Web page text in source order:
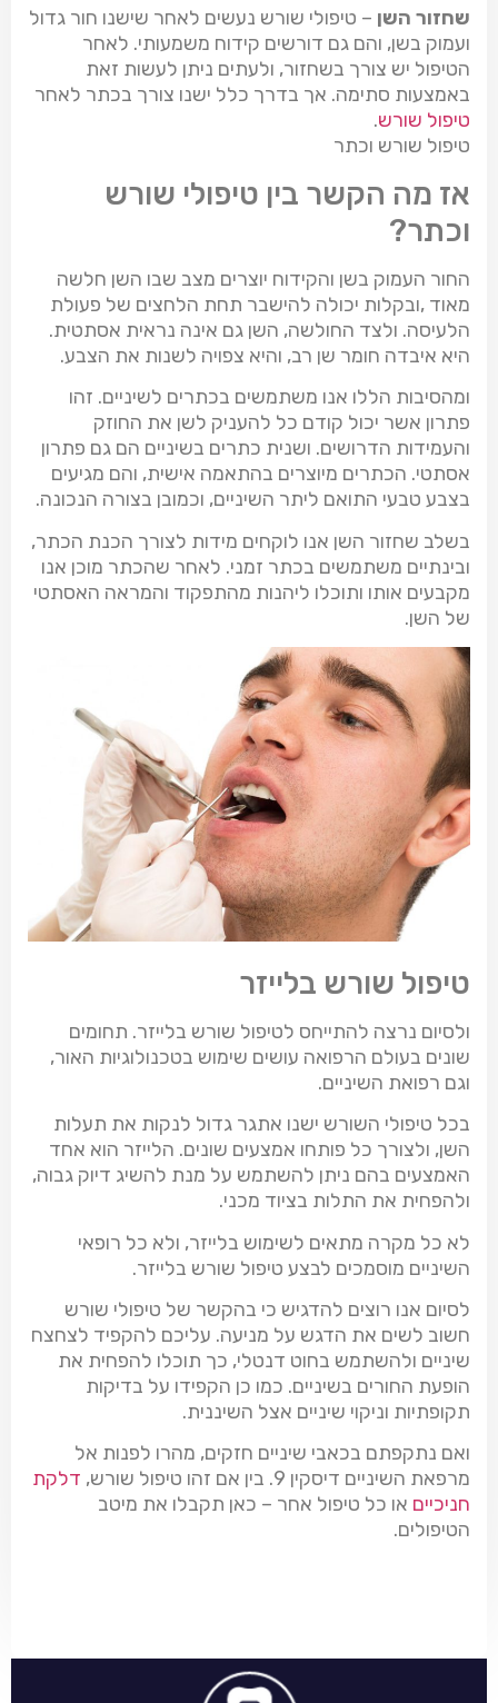
שחזור השן – טיפולי שורש נעשים לאחר שישנו חור גדול
ועמוק בשן, והם גם דורשים קידוח משמעותי. לאחר
הטיפול יש צורך בשחזור, ולעתים ניתן לעשות זאת
באמצעות סתימה. אך בדרך כלל ישנו צורך בכתר לאחר
טיפול שורש.
טיפול שורש וכתר
אז מה הקשר בין טיפולי שורש
וכתר?
החור העמוק בשן והקידוח יוצרים מצב שבו השן חלשה
מאוד ,ובקלות יכולה להישבר תחת הלחצים של פעולת
הלעיסה. ולצד החולשה, השן גם אינה נראית אסתטית.
היא איבדה חומר שן רב, והיא צפויה לשנות את הצבע.
ומהסיבות הללו אנו משתמשים בכתרים לשיניים. זהו
פתרון אשר יכול קודם כל להעניק לשן את החוזק
והעמידות הדרושים. ושנית כתרים בשיניים הם גם פתרון
אסתטי. הכתרים מיוצרים בהתאמה אישית, והם מגיעים
בצבע טבעי התואם ליתר השיניים, וכמובן בצורה הנכונה.
בשלב שחזור השן אנו לוקחים מידות לצורך הכנת הכתר,
ובינתיים משתמשים בכתר זמני. לאחר שהכתר מוכן אנו
מקבעים אותו ותוכלו ליהנות מהתפקוד והמראה האסתטי
של השן.
טיפול שורש בלייזר
ולסיום נרצה להתייחס לטיפול שורש בלייזר. תחומים
שונים בעולם הרפואה עושים שימוש בטכנולוגיות האור,
וגם רפואת השיניים.
בכל טיפולי השורש ישנו אתגר גדול לנקות את תעלות
השן, ולצורך כל פותחו אמצעים שונים. הלייזר הוא אחד
האמצעים בהם ניתן להשתמש על מנת להשיג דיוק גבוה,
ולהפחית את התלות בציוד מכני.
לא כל מקרה מתאים לשימוש בלייזר, ולא כל רופאי
השיניים מוסמכים לבצע טיפול שורש בלייזר.
לסיום אנו רוצים להדגיש כי בהקשר של טיפולי שורש
חשוב לשים את הדגש על מניעה. עליכם להקפיד לצחצח
שיניים ולהשתמש בחוט דנטלי, כך תוכלו להפחית את
הופעת החורים בשיניים. כמו כן הקפידו על בדיקות
תקופתיות וניקוי שיניים אצל השיננית.
ואם נתקפתם בכאבי שיניים חזקים, מהרו לפנות אל
מרפאת השיניים דיסקין 9. בין אם זהו טיפול שורש,
דלקת
חניכיים או כל טיפול אחר – כאן תקבלו את מיטב
הטיפולים.